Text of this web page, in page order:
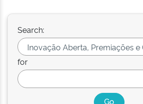
Search:
for